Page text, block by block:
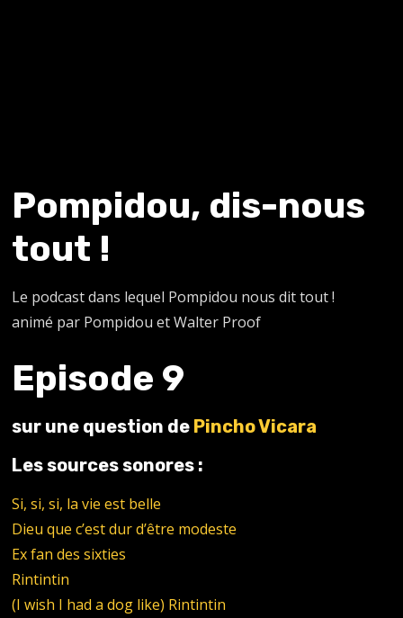
Pompidou, dis-nous
tout !
Le podcast dans lequel Pompidou nous dit tout !
animé par Pompidou et Walter Proof
Episode 9
sur une question de Pincho Vicara
Les sources sonores :
Si, si, si, la vie est belle
Dieu que c’est dur d’être modeste
Ex fan des sixties
Rintintin
(I wish I had a dog like) Rintintin